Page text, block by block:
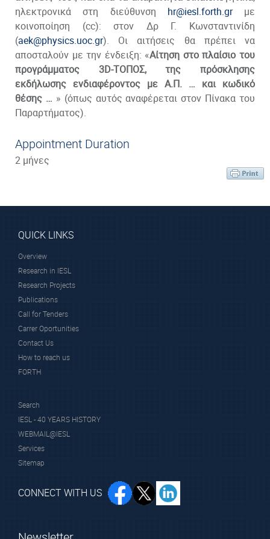
ηλεκτρονικά στη διεύθυνση hr@iesl.forth.grμε
κοινοποίηση (cc): στον Δρ Γ. Κωνσταντινίδη
(aek@physics.uoc.gr). Οι αιτήσεις θα πρέπει να
αποσταλούν με την ένδειξη: «Αίτηση στο πλαίσιο του
προγράμματος 3D-ΤΟΠΟΣ, της πρόσκλησης
εκδήλωσης ενδιαφέροντος με Α.Π. … και κωδικό
θέσης … » (όπως αυτός αναφέρεται στον Πίνακα του
Παραρτήματος).
Appointment Duration
2 μήνες
QUICK LINKS
Overview
Research in IESL
Research Projects
Publications
Call for Tenders
Carrer Oportunities
Contact Us
How to reach us
FORTH
Search
IESL - 40 YEARS HISTORY
WEBMAIL@IESL
Services
Sitemap
CONNECT WITH US